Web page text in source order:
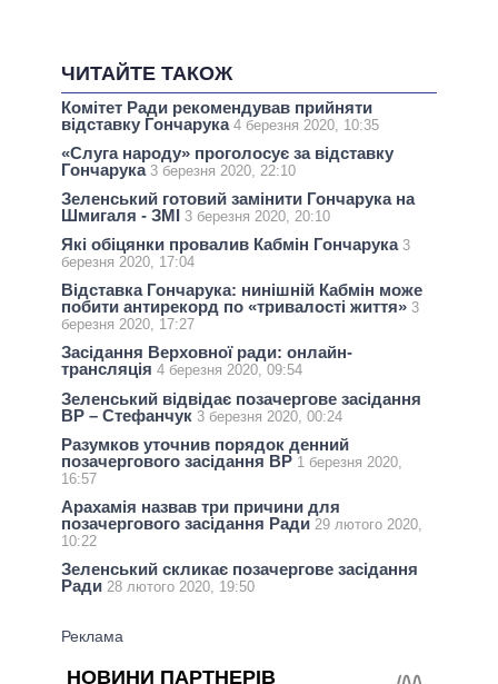
ЧИТАЙТЕ ТАКОЖ
Комітет Ради рекомендував прийняти
відставку Гончарука 4 березня 2020, 10:35
«Слуга народу» проголосує за відставку
Гончарука 3 березня 2020, 22:10
Зеленський готовий замінити Гончарука на
Шмигаля - ЗМІ 3 березня 2020, 20:10
Які обіцянки провалив Кабмін Гончарука 3
березня 2020, 17:04
Відставка Гончарука: нинішній Кабмін може
побити антирекорд по «тривалості життя» 3
березня 2020, 17:27
Засідання Верховної ради: онлайн-
трансляція 4 березня 2020, 09:54
Зеленський відвідає позачергове засідання
ВР – Стефанчук 3 березня 2020, 00:24
Разумков уточнив порядок денний
позачергового засідання ВР 1 березня 2020,
16:57
Арахамія назвав три причини для
позачергового засідання Ради 29 лютого 2020,
10:22
Зеленський скликає позачергове засідання
Ради 28 лютого 2020, 19:50